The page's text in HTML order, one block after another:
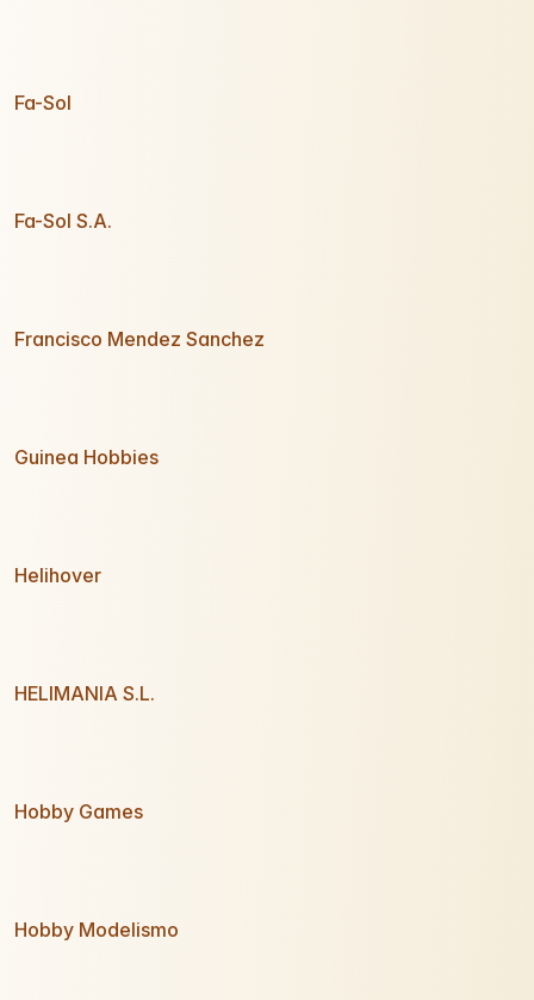
Fa-Sol
Fa-Sol S.A.
Francisco Mendez Sanchez
Guinea Hobbies
Helihover
HELIMANIA S.L.
Hobby Games
Hobby Modelismo